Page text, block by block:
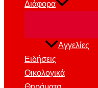
Διάφορα
Αγγελίες
Ειδήσεις
Οικολογικά